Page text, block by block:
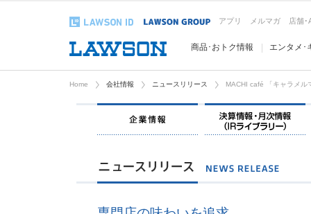
アプリ メルマガ 店舗･
商品･おトク情報 エンタメ･
Home 会社情報 ニュースリリース MACHI café 「キャラメル
企業情報